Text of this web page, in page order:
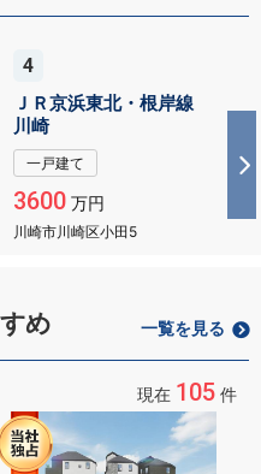
4
ＪＲ京浜東北・根岸線
川崎
一戸建て
3600万円
川崎市川崎区小田5
め 一覧を見る
現在 105 件